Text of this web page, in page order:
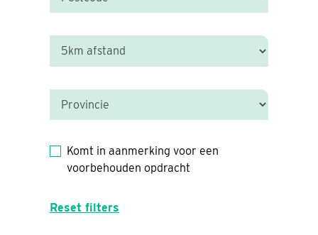
Komt in aanmerking voor een
voorbehouden opdracht
Reset filters